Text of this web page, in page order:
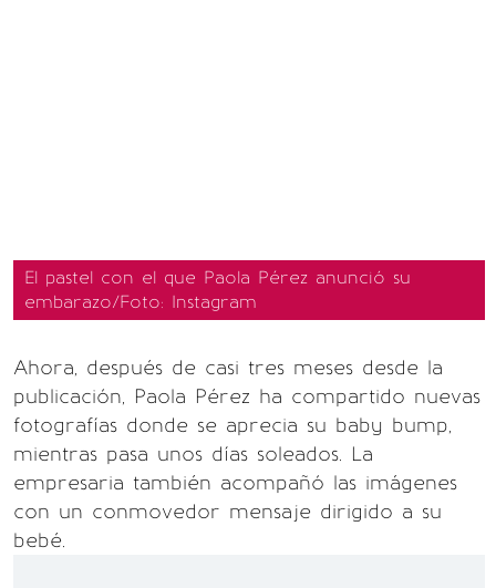
El pastel con el que Paola Pérez anunció su
embarazo/Foto: Instagram
Ahora, después de casi tres meses desde la
publicación, Paola Pérez ha compartido nuevas
fotografías donde se aprecia su baby bump,
mientras pasa unos días soleados. La
empresaria también acompañó las imágenes
con un conmovedor mensaje dirigido a su
bebé.